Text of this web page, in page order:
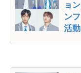
ョ
ン
活